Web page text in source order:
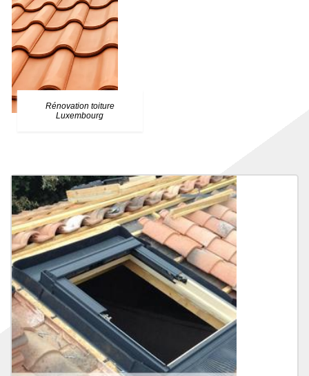
Rénovation toiture
Luxembourg